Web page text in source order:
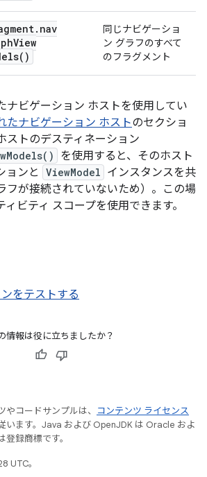
. nav
View
)
同じナビゲーショ
ン グラフのすべて
のフラグメント
ナビゲーション ホストを使用してい
たナビゲーション ホストのセクショ
ストのデスティネーション
を使用すると、そのホスト
ョンと
ViewModel インスタンスを共
フが接続されていないため）。この場
ビティ スコープを使用できます。
をテストする
情報は役に立ちましたか？
コードサンプルは、
コンテンツ ライセンス
います。Java および OpenJDK は Oracle およ
録商標です。
UTC。